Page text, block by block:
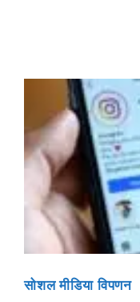
सोशल मीडिया विपणन